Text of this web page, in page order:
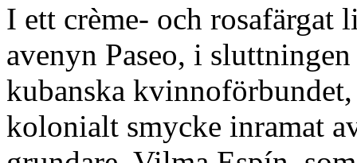
I ett crème- och rosafärgat
avenyn Paseo, i
kubanska
kolonialt smycke inramat